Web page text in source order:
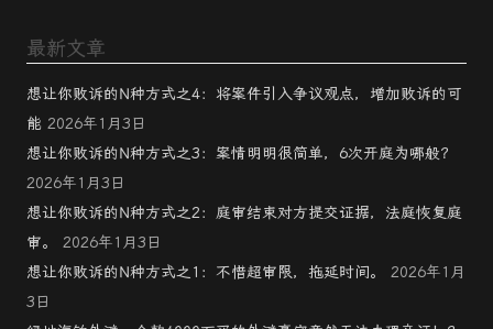
最新文章
想让你败诉的N种方式之4：将案件引入争议观点，增加败诉的可
能 2026年1月3日
想让你败诉的N种方式之3：案情明明很简单，6次开庭为哪般？
2026年1月3日
想让你败诉的N种方式之2：庭审结束对方提交证据，法庭恢复庭
审。
2026年1月3日
想让你败诉的N种方式之1：不惜超审限，拖延时间。
2026年1月
3日